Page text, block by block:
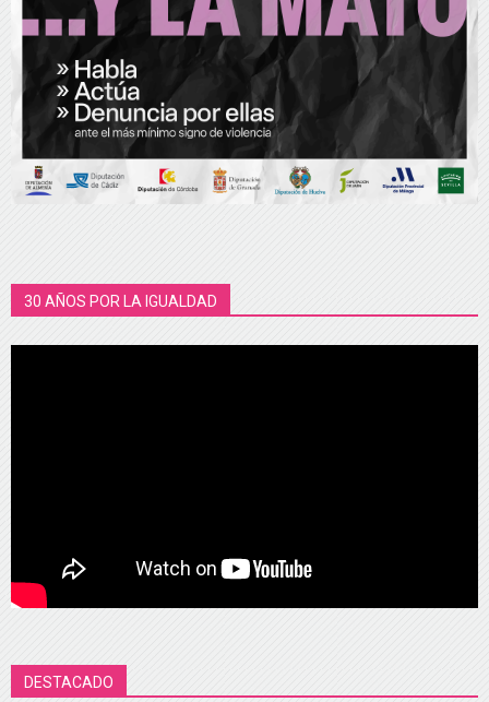
30 AÑOS POR LA IGUALDAD
DESTACADO